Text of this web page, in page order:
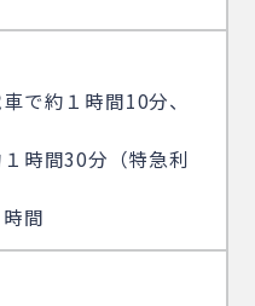
で約１時間10分、
時間30分（特急利
間